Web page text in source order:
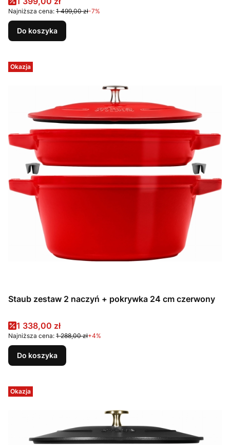
Najniższa cena: 1 499,00 zł-7%
Do koszyka
Okazja
Staub zestaw 2 naczyń + pokrywka 24 cm czerwony
Cena promocyjna
1 338,00 zł
Najniższa cena: 1 288,00 zł+4%
Do koszyka
Okazja